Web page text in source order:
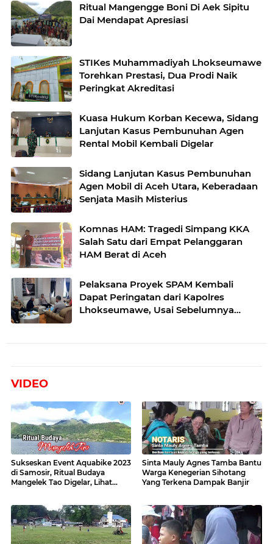
Ritual Mangengge Boni Di Aek Sipitu
Dai Mendapat Apresiasi
STIKes Muhammadiyah Lhokseumawe
Torehkan Prestasi, Dua Prodi Naik
Peringkat Akreditasi
Kuasa Hukum Korban Kecewa, Sidang
Lanjutan Kasus Pembunuhan Agen
Rental Mobil Kembali Digelar
Sidang Lanjutan Kasus Pembunuhan
Agen Mobil di Aceh Utara, Keberadaan
Senjata Masih Misterius
Komnas HAM: Tragedi Simpang KKA
Salah Satu dari Empat Pelanggaran
HAM Berat di Aceh
Pelaksana Proyek SPAM Kembali
Dapat Peringatan dari Kapolres
Lhokseumawe, Usai Sebelumnya
VIDEO
Sukseskan Event Aquabike 2023
di Samosir, Ritual Budaya
Mangelek Tao Digelar, Lihat
Sinta Mauly Agnes Tamba Bantu
Warga Kenegerian Sihotang
Yang Terkena Dampak Banjir